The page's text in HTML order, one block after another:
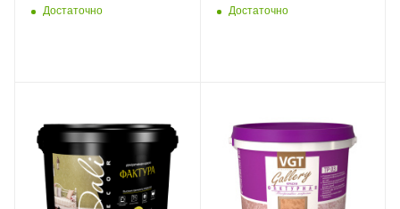
(1шт/44шт)
Достаточно
(1шт/44шт)
Достаточно